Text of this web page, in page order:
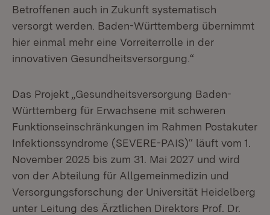
Betroffenen auch in Zukunft systematisch
versorgt werden. Baden-Württemberg übernimmt
hier einmal mehr eine Vorreiterrolle in der
innovativen Gesundheitsversorgung.“
Das Projekt „Gesundheitsversorgung Baden-
Württemberg für Erwachsene mit schweren
Funktionseinschränkungen im Rahmen Postakuter
Infektionssyndrome (SEVERE-PAIS)“ läuft vom 1.
November 2025 bis zum 31. Mai 2027 und wird
von der Abteilung für Allgemeinmedizin und
Versorgungsforschung der Universität Heidelberg
unter Leitung des Ärztlichen Direktors Prof. Dr.